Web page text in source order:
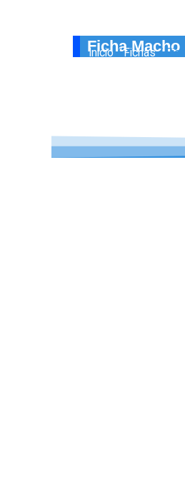
Ficha
Inicio /Fichas/